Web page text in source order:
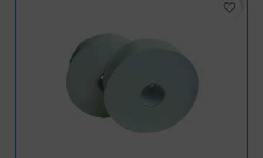
favorite_border